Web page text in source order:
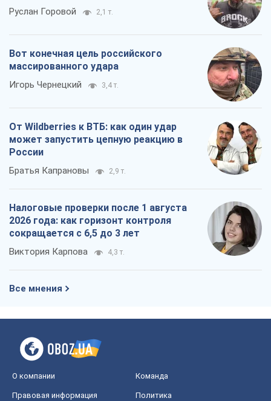
Руслан Горовой 2,1 т.
Вот конечная цель российского
массированного удара
Игорь Чернецкий 3,4 т.
От Wildberries к ВТБ: как один удар
может запустить цепную реакцию в
России
Братья Капрановы 2,9 т.
Налоговые проверки после 1 августа
2026 года: как горизонт контроля
сокращается с 6,5 до 3 лет
Виктория Карпова 4,3 т.
Все мнения
О компании Команда
Правовая информация
Политика